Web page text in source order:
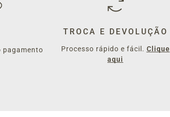
pagamento
TROCA E DEVOLUÇÃO
Processo rápido e fácil. Clique
aqui